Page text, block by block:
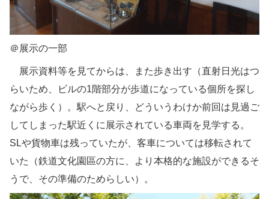
＠展示の一部
展示資料等を見てからは、また歩き出す（直射日光はつ
らいため、ビルの1階部分が歩道になっている個所を探し
ながら歩く）。駅へと戻り、どういうわけか前回は見過ご
してしまった駅近くに展示されている車両を見学する。
SLや貨物車は残っていたが、客車については移転されて
いた（鉄道文化園區の方に、より本格的な施設ができるそ
うで、その準備のためらしい）。